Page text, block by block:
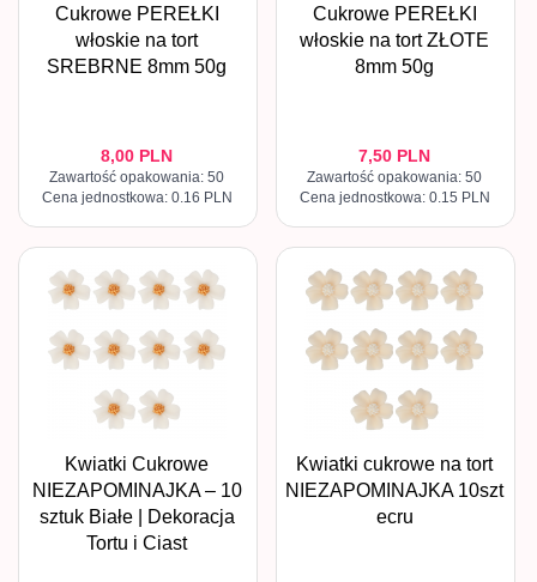
Cukrowe PEREŁKI
włoskie na tort
SREBRNE 8mm 50g
8,00 PLN
Zawartość opakowania: 50
Cena jednostkowa: 0.16 PLN
Cukrowe PEREŁKI
włoskie na tort ZŁOTE
8mm 50g
7,50 PLN
Zawartość opakowania: 50
Cena jednostkowa: 0.15 PLN
Kwiatki Cukrowe
NIEZAPOMINAJKA – 10
sztuk Białe | Dekoracja
Tortu i Ciast
Kwiatki cukrowe na tort
NIEZAPOMINAJKA 10szt
ecru